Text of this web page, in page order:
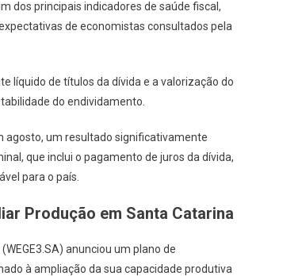
dos principais indicadores de saúde fiscal,
de economistas consultados pela
líquido de títulos da dívida e a valorização do
do endividamento.
agosto, um resultado significativamente
que inclui o pagamento de juros da dívida,
para o país.
Produção em Santa Catarina
anunciou um plano de
à ampliação da sua capacidade produtiva